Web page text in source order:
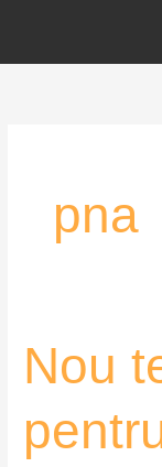
content
pna
Nou
Nou
termen
pentru
programul